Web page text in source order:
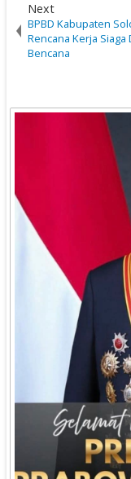
Next
BPBD Kabupaten
Rencana Kerja Siaga
Bencana